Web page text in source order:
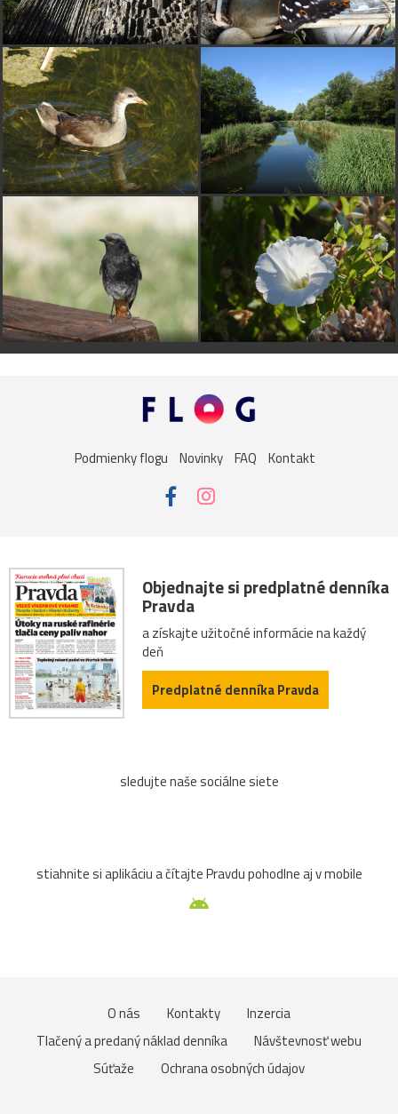
Podmienky flogu Novinky FAQ Kontakt
Objednajte si predplatné denníka
Pravda
a získajte užitočné informácie na každý
deň
Predplatné denníka Pravda
sledujte naše sociálne siete
stiahnite si aplikáciu a čítajte Pravdu pohodlne aj v mobile
O nás Kontakty
Inzercia
Tlačený a predaný náklad denníka
Návštevnosť webu
Súťaže
Ochrana osobných údajov